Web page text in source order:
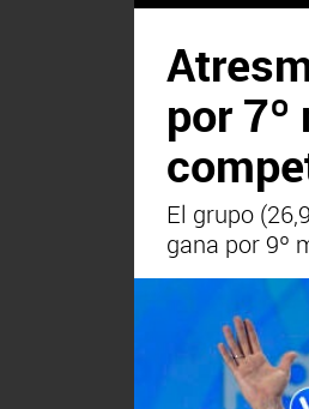
por
El grupo
gana por 9º